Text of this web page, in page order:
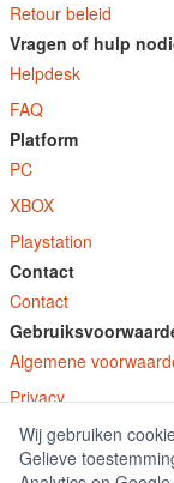
Retour beleid
Vragen of hulp
Helpdesk
FAQ
Platform
PC
XBOX
Playstation
Contact
Contact
Algemene
Privacy
GamekeyDiscounter.nl
Wij gebruiken
Gelieve